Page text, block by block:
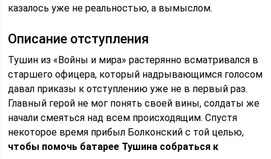
казалось уже не реальностью, а вымыслом.
Описание отступления
Тушин из «Войны и мира» растерянно всматривался в
старшего офицера, который надрывающимся голосом
давал приказы к отступлению уже не в первый раз.
Главный герой не мог понять своей вины, солдаты же
начали смеяться над всем происходящим. Спустя
некоторое время прибыл Болконский с той целью,
чтобы помочь батарее Тушина собраться к